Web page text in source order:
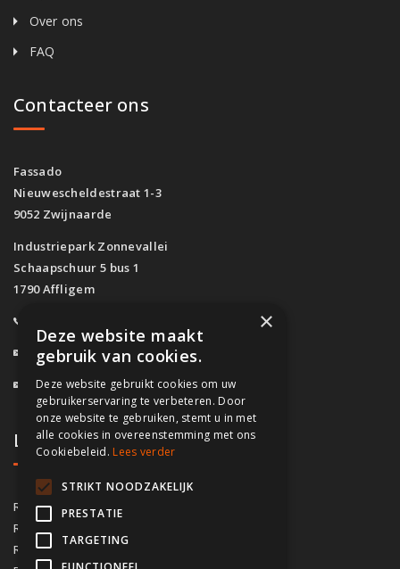
Over ons
FAQ
Contacteer ons
Fassado
Nieuwescheldestraat 1-3
9052 Zwijnaarde
Industriepark Zonnevallei
Schaapschuur 5 bus 1
1790 Affligem
info@fassado.be
BTW: BE 0700.617.934
Lokaal contact
Regio Antwerpen
Regio Brussel
Regio Gent 09/283.15.10
×
Deze website maakt
gebruik van cookies.
Deze website gebruikt cookies om uw
gebruikerservaring te verbeteren. Door
onze website te gebruiken, stemt u in met
alle cookies in overeenstemming met ons
Cookiebeleid. Lees verder
STRIKT NOODZAKELIJK
PRESTATIE
TARGETING